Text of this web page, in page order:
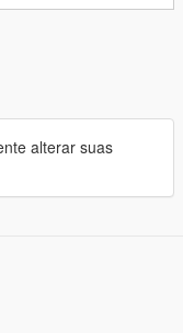
alterar suas